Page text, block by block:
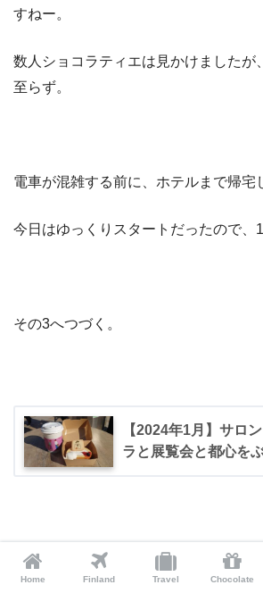
すねー。
数人ショコラティエは見かけましたが
至らず。
電車が混雑する前に、ホテルまで帰宅
今日はゆっくりスタートだったので、1
その3へつづく。
【2024年1月】サロ
ラと展覧会と都心を
旅行記
Home Finland Travel Chocolate